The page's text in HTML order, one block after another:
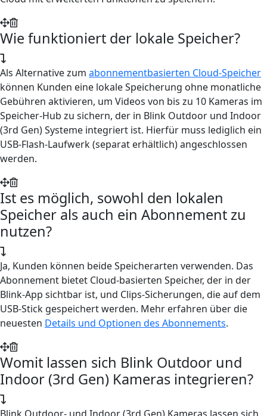
Wie funktioniert der lokale Speicher?
Als Alternative zum abonnementbasierten Cloud-Speicher
können Kunden eine lokale Speicherung ohne monatliche
Gebühren aktivieren, um Videos von bis zu 10 Kameras im
Speicher-Hub zu sichern, der in Blink Outdoor und Indoor
(3rd Gen) Systeme integriert ist. Hierfür muss lediglich ein
USB-Flash-Laufwerk (separat erhältlich) angeschlossen
werden.
Ist es möglich, sowohl den lokalen
Speicher als auch ein Abonnement zu
nutzen?
Ja, Kunden können beide Speicherarten verwenden. Das
Abonnement bietet Cloud-basierten Speicher, der in der
Blink-App sichtbar ist, und Clips-Sicherungen, die auf dem
USB-Stick gespeichert werden. Mehr erfahren über die
neuesten Details und Optionen des Abonnements.
Womit lassen sich Blink Outdoor und
Indoor (3rd Gen) Kameras integrieren?